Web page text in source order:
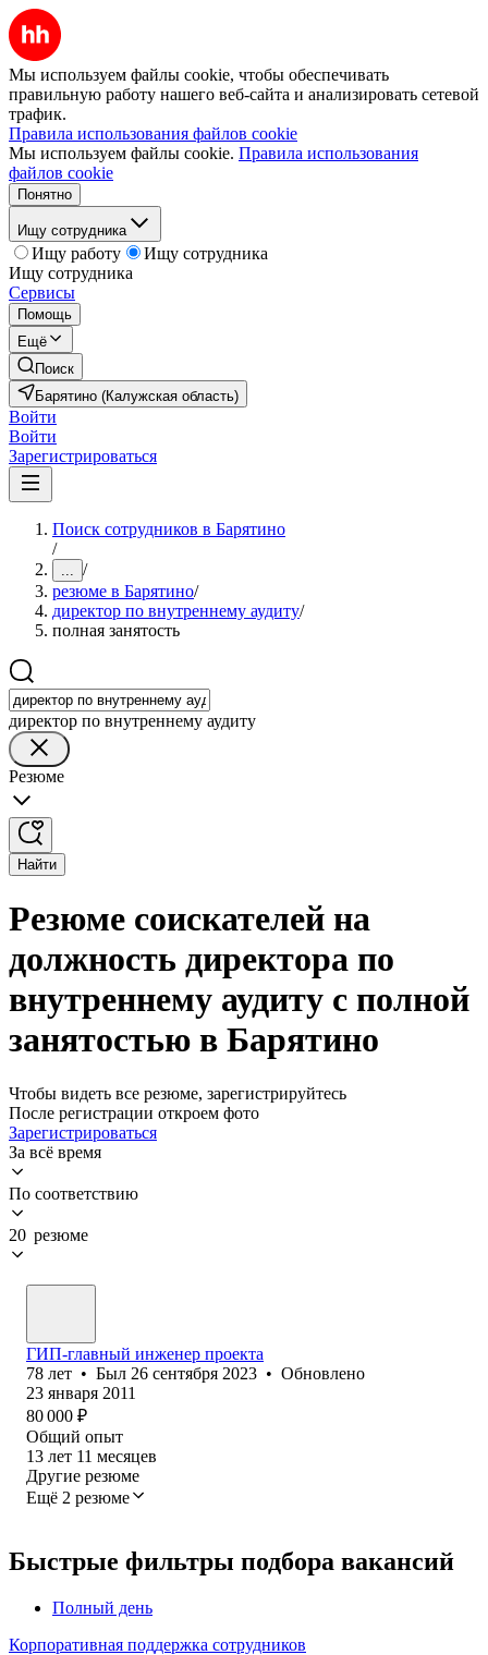
Мы используем файлы cookie, чтобы обеспечивать
правильную работу нашего веб-сайта и анализировать сетевой
трафик.
Правила использования файлов cookie
Мы используем файлы cookie. Правила использования
файлов cookie
Понятно
Ищу сотрудника
Ищу работу
Ищу сотрудника
Ищу сотрудника
Сервисы
Помощь
Ещё
Поиск
Барятино (Калужская область)
Войти
Войти
Зарегистрироваться
Поиск сотрудников в Барятино
/
... /
резюме в Барятино/
директор по внутреннему аудиту/
полная занятость
директор по внутреннему аудиту
Резюме
Найти
Резюме соискателей на
должность директора по
внутреннему аудиту с полной
занятостью в Барятино
Чтобы видеть все резюме, зарегистрируйтесь
После регистрации откроем фото
Зарегистрироваться
За всё время
По соответствию
20 резюме
ГИП-главный инженер проекта
78 лет • Был 26 сентября 2023 • Обновлено
23 января 2011
80 000 ₽
Общий опыт
13 лет 11 месяцев
Другие резюме
Ещё 2 резюме
Быстрые фильтры подбора вакансий
Полный день
Корпоративная поддержка сотрудников